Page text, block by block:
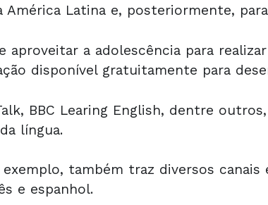
América Latina e, posteriormente,
aproveitar a adolescência para
disponível gratuitamente para
BBC Learing English, dentre
língua.
também traz diversos canais
e espanhol.